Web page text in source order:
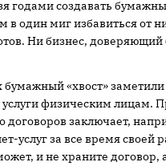
годами создавать
в один миг избавиться от
Ни бизнес, доверяющий
«хвост»
физическим лицам.
договоров заключает,
услуг за все время своей
и не храните договор,